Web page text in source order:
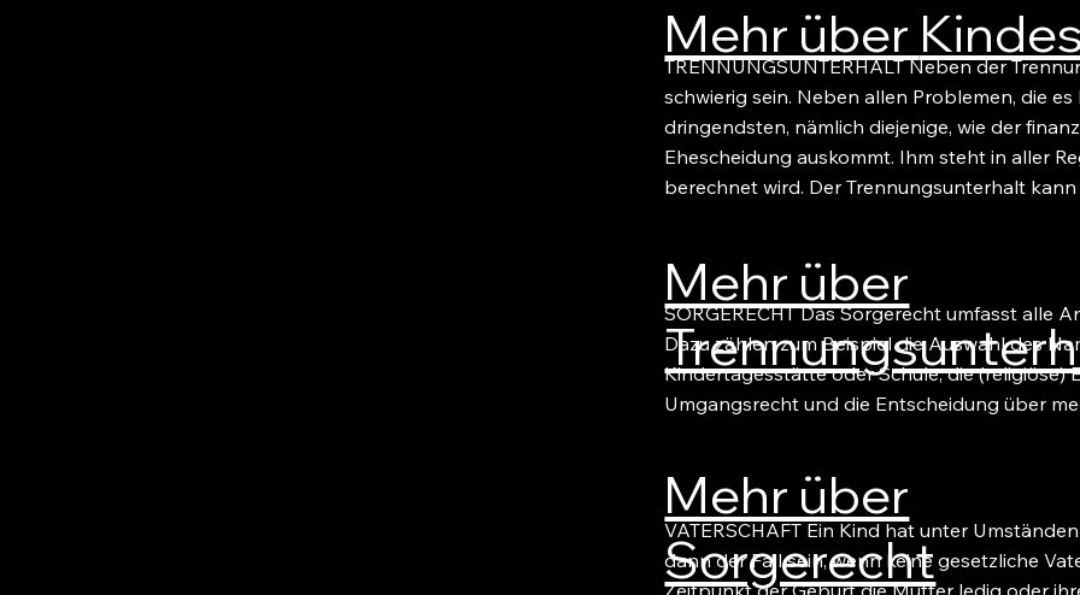
Mehr über
TRENNUNGSUNTERHALT Neben der
schwierig sein. Neben allen Problemen, die
dringendsten, nämlich diejenige, wie der
Ehescheidung auskommt. Ihm steht in aller
berechnet wird. Der Trennungsunterhalt
Mehr über
SORGERECHT Das Sorgerecht umfasst alle
Dazu zählen zum Beispiel die Auswahl des
Kindertagesstätte oder Schule, die
Umgangsrecht und die Entscheidung über
Mehr über
Sorgerecht
VATERSCHAFT Ein Kind hat unter
dann der Fall sein, wenn keine gesetzliche